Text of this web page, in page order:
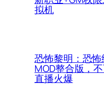
拟机
恐怖黎明：恐
MOD整合版，
直播火爆